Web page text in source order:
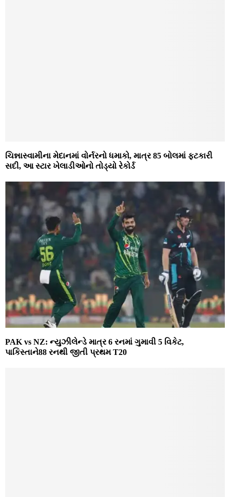
ચિન્નાસ્વામીના મેદાનમાં વોર્નરનો ધમાકો, માત્ર 85 બોલમાં ફટકારી
સદી, આ સ્ટાર ખેલાડીઓનો તોડ્યો રેકોર્ડ
PAK vs NZ: ન્યુઝીલેન્ડે માત્ર 6 રનમાં ગુમાવી 5 વિકેટ,
પાકિસ્તાને88 રનથી જીતી પ્રથમ T20